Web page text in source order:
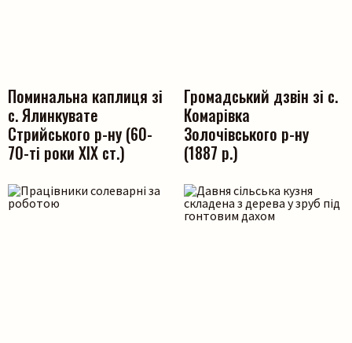
Поминальна каплиця зі
с. Ялинкувате
Стрийського р-ну (60-
70-ті роки ХІХ ст.)
Громадський дзвін зі с.
Комарівка
Золочівського р-ну
(1887 р.)